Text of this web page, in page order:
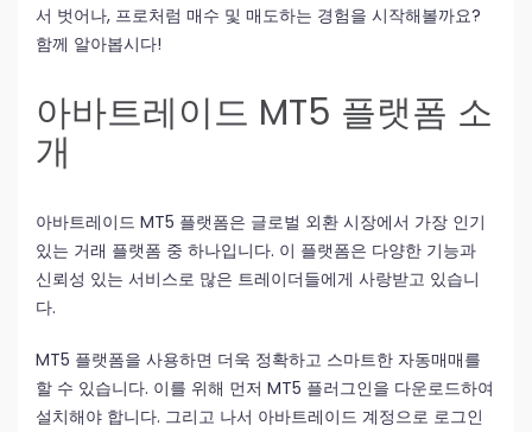
서 벗어나, 프로처럼 매수 및 매도하는 경험을 시작해볼까요?
함께 알아봅시다!
아바트레이드 MT5 플랫폼 소
개
아바트레이드 MT5 플랫폼은 글로벌 외환 시장에서 가장 인기
있는 거래 플랫폼 중 하나입니다. 이 플랫폼은 다양한 기능과
신뢰성 있는 서비스로 많은 트레이더들에게 사랑받고 있습니
다.
MT5 플랫폼을 사용하면 더욱 정확하고 스마트한 자동매매를
할 수 있습니다. 이를 위해 먼저 MT5 플러그인을 다운로드하여
설치해야 합니다. 그리고 나서 아바트레이드 계정으로 로그인